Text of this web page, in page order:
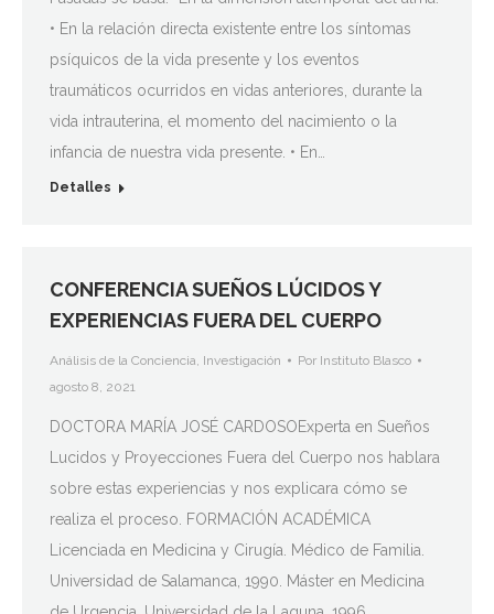
• En la relación directa existente entre los síntomas
psíquicos de la vida presente y los eventos
traumáticos ocurridos en vidas anteriores, durante la
vida intrauterina, el momento del nacimiento o la
infancia de nuestra vida presente. • En…
Detalles
CONFERENCIA SUEÑOS LÚCIDOS Y
EXPERIENCIAS FUERA DEL CUERPO
Análisis de la Conciencia, Investigación Por Instituto Blasco
agosto 8, 2021
DOCTORA MARÍA JOSÉ CARDOSOExperta en Sueños
Lucidos y Proyecciones Fuera del Cuerpo nos hablara
sobre estas experiencias y nos explicara cómo se
realiza el proceso. FORMACIÓN ACADÉMICA
Licenciada en Medicina y Cirugía. Médico de Familia.
Universidad de Salamanca, 1990. Máster en Medicina